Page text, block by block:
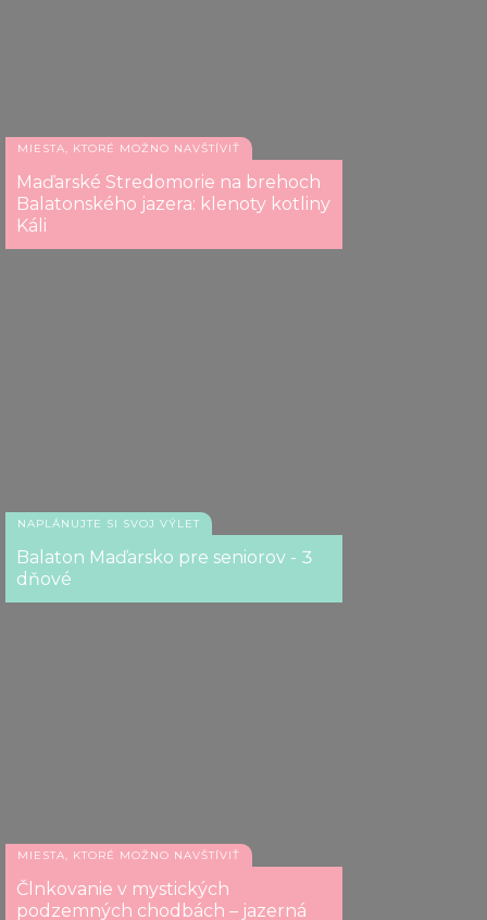
MIESTA, KTORÉ MOŽNO NAVŠTÍVIŤ
Maďarské Stredomorie na brehoch
Balatonského jazera: klenoty kotliny
Káli
NAPLÁNUJTE SI SVOJ VÝLET
Balaton Maďarsko pre seniorov - 3
dňové
MIESTA, KTORÉ MOŽNO NAVŠTÍVIŤ
Člnkovanie v mystických
podzemných chodbách – jazerná